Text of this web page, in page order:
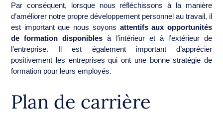
Par conséquent, lorsque nous réfléchissons à la manière
d’améliorer notre propre développement personnel au travail, il
est important que nous soyons attentifs aux opportunités
de formation disponiblesà l’intérieur et à l’extérieur de
l’entreprise. Il est également important d’apprécier
positivement les entreprises qui ont une bonne stratégie de
formation pour leurs employés.
Plan de carrière